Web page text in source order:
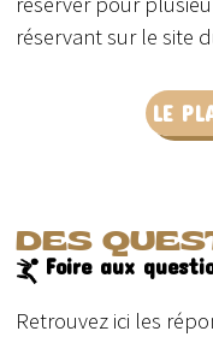
réservant sur le site
LE
DES
Foire aux
Retrouvez ici les